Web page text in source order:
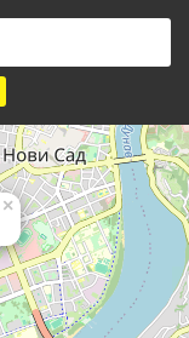
×